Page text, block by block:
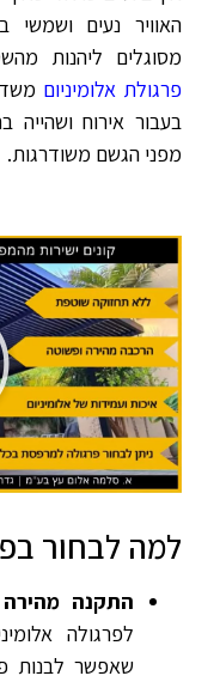
האוויר נעים ושמשי
מסוגלים ליהנות
פרגולת אלומיניום
בעבור אירוח ושהייה
מפני הגשם משודרגות.
למה לבחור
התקנה מהירה
לפרגולה
שאפשר לבנות